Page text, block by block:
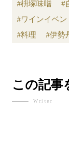
#枡塚味噌
#
#ワインイベン
#料理
#伊勢
この記事
Writer